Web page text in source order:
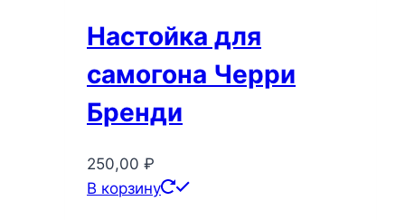
Настойка для
самогона Черри
Бренди
250,00 ₽
В корзину